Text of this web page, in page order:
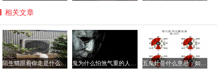
吓掉魂的科学解释是什么
那民间总说的吓掉魂在科学上是怎么解释的呢？所谓的掉魂
相关文章
陌生猫跟着你走是什么兆头好还是坏，猫跟着人回家什么预兆？ 鬼为什么怕煞气重的人，煞气重的男人好吗？ 五鬼灶是什么意思，如何破解五鬼灶？